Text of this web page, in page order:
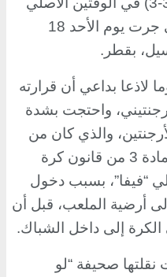
والإضافي للمباراة النهائية التي جرت يوم الأحد 18
.
لاذعا بداعي أن قرارته
واحتجت بشدة
والذي كان من
الممكن إلغاؤه الفقرة 9 من المادة 3 من قانون كرة
“فيفا”، بسبب دخول
إلى أرضية الملعب، قبل أن
الكرة إلى داخل الشباك.
صحيفة “لو